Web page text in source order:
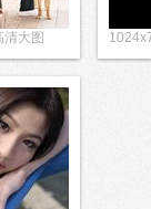
大图